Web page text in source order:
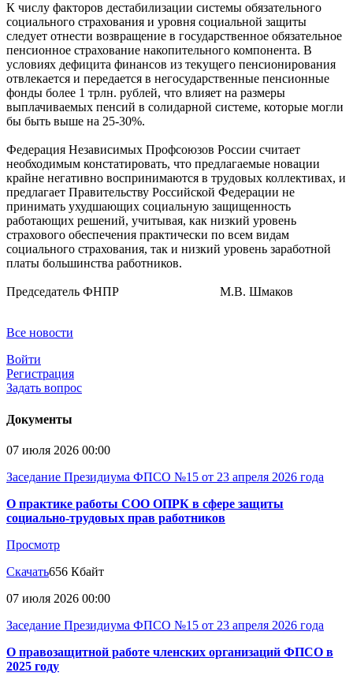
К числу факторов дестабилизации системы обязательного
социального страхования и уровня социальной защиты
следует отнести возвращение в государственное обязательное
пенсионное страхование накопительного компонента. В
условиях дефицита финансов из текущего пенсионирования
отвлекается и передается в негосударственные пенсионные
фонды более 1 трлн. рублей, что влияет на размеры
выплачиваемых пенсий в солидарной системе, которые могли
бы быть выше на 25-30%.
Федерация Независимых Профсоюзов России считает
необходимым констатировать, что предлагаемые новации
крайне негативно воспринимаются в трудовых коллективах, и
предлагает Правительству Российской Федерации не
принимать ухудшающих социальную защищенность
работающих решений, учитывая, как низкий уровень
страхового обеспечения практически по всем видам
социального страхования, так и низкий уровень заработной
платы большинства работников.
Председатель ФНПР М.В. Шмаков
Все новости
Войти
Регистрация
Задать вопрос
Документы
07 июля 2026 00:00
Заседание Президиума ФПСО №15 от 23 апреля 2026 года
О практике работы СОО ОПРК в сфере защиты
социально-трудовых прав работников
Просмотр
Скачать656 Кбайт
07 июля 2026 00:00
Заседание Президиума ФПСО №15 от 23 апреля 2026 года
О правозащитной работе членских организаций ФПСО в
2025 году